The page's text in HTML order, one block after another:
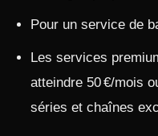
Pour un service de
Les services
atteindre 50 €/mois
séries et chaînes